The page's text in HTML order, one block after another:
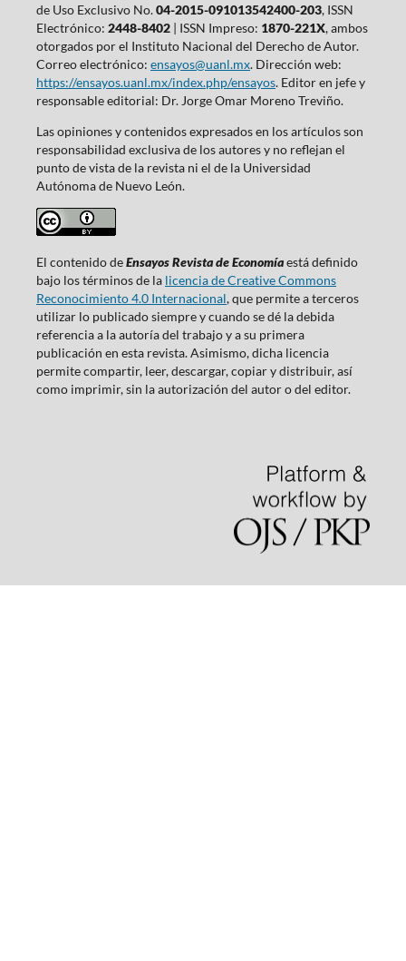
de Uso Exclusivo No.04-2015-091013542400-203, ISSN
Electrónico: 2448-8402| ISSN Impreso: 1870-221X, ambos
otorgados por el Instituto Nacional del Derecho de Autor.
Correo electrónico: ensayos@uanl.mx. Dirección web:
https://ensayos.uanl.mx/index.php/ensayos. Editor en jefe y
responsable editorial: Dr. Jorge Omar Moreno Treviño.
Las opiniones y contenidos expresados en los artículos son
responsabilidad exclusiva de los autores y no reflejan el
punto de vista de la revista ni el de la Universidad
Autónoma de Nuevo León.
El contenido deEnsayos Revista de Economíaestá definido
bajo los términos de la licencia de Creative Commons
Reconocimiento 4.0 Internacional, que permite a terceros
utilizar lo publicado siempre y cuando se dé la debida
referencia a la autoría del trabajo y a su primera
publicación en esta revista. Asimismo, dicha licencia
permite compartir, leer, descargar, copiar y distribuir, así
como imprimir, sin la autorización del autor o del editor.